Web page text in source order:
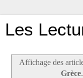
Les
Affichage des
Grèce.